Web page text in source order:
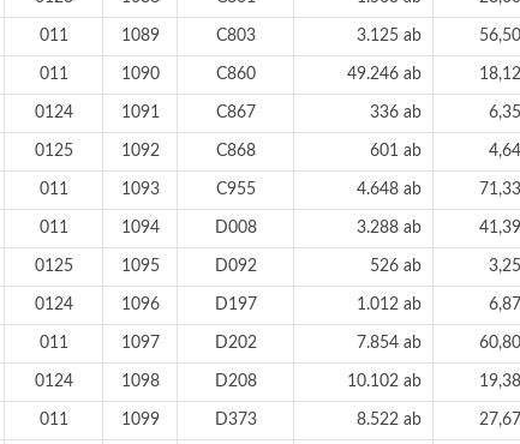
011 1089 C803 3.125 ab
011 1090 C860 49.246 ab
0124 1091 C867 336 ab
0125 1092 C868 601 ab
011 1093 C955 4.648 ab
011 1094 D008 3.288 ab
0125 1095 D092 526 ab
0124 1096 D197 1.012 ab
011 1097 D202 7.854 ab
0124 1098 D208 10.102 ab
011 1099 D373 8.522 ab